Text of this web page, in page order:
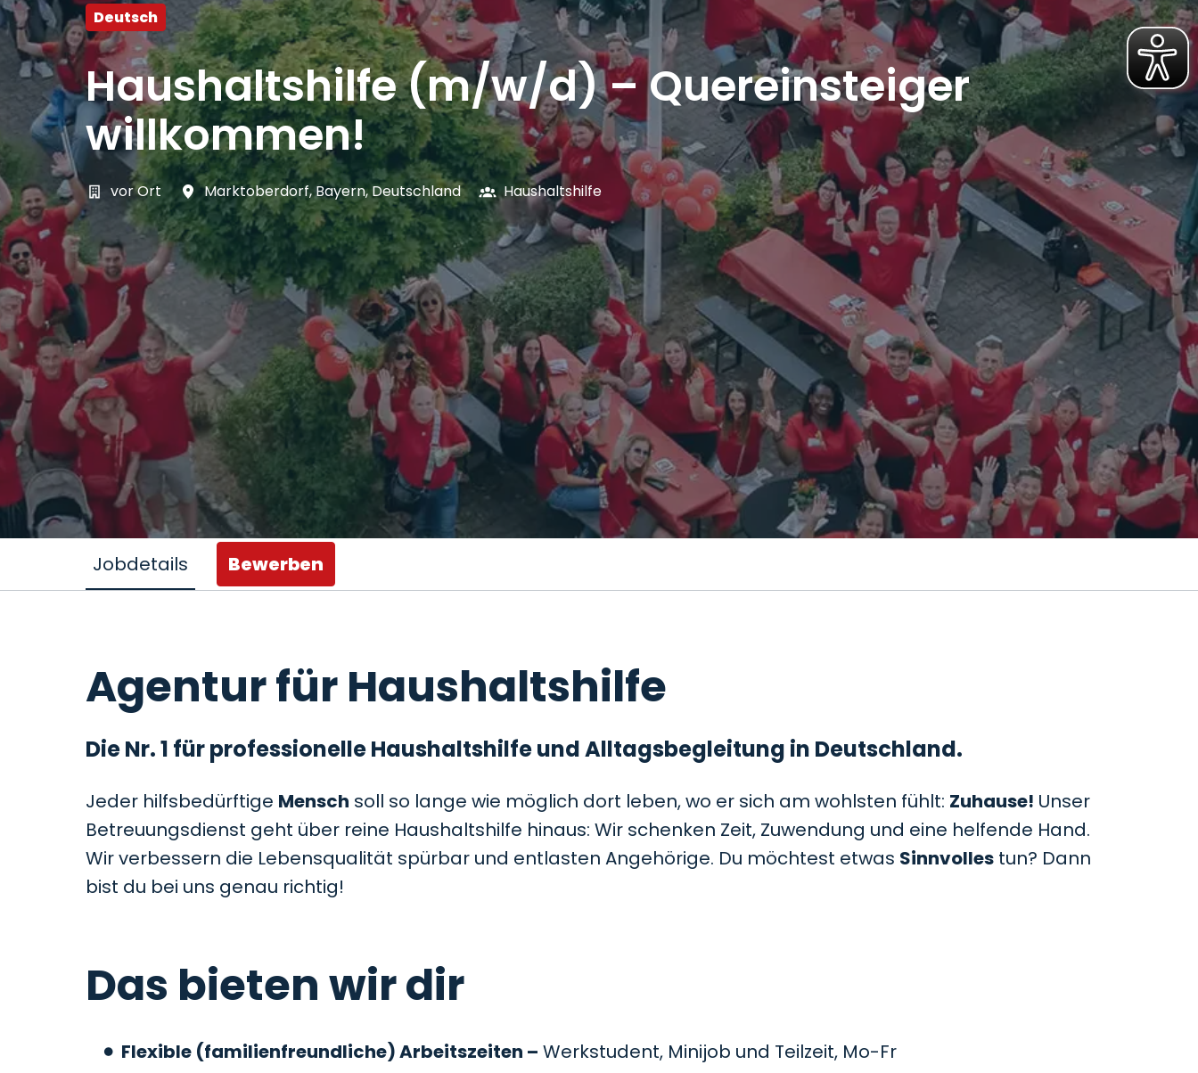
Deutsch
Haushaltshilfe (m/w/d) – Quereinsteiger
willkommen!
vor Ort Marktoberdorf,Bayern, Deutschland Haushaltshilfe
Jobdetails Bewerben
Agentur für Haushaltshilfe
Die Nr. 1 für professionelle Haushaltshilfe und Alltagsbegleitung in Deutschland.
Jeder hilfsbedürftige Mensch soll so lange wie möglich dort leben, wo er sich am wohlsten fühlt: Zuhause! Unser
Betreuungsdienst geht über reine Haushaltshilfe hinaus: Wir schenken Zeit, Zuwendung und eine helfende Hand.
Wir verbessern die Lebensqualität spürbar und entlasten Angehörige. Du möchtest etwas Sinnvolles tun? Dann
bist du bei uns genau richtig!
Das bieten wir dir
Flexible (familienfreundliche) Arbeitszeiten – Werkstudent, Minijob und Teilzeit, Mo-Fr